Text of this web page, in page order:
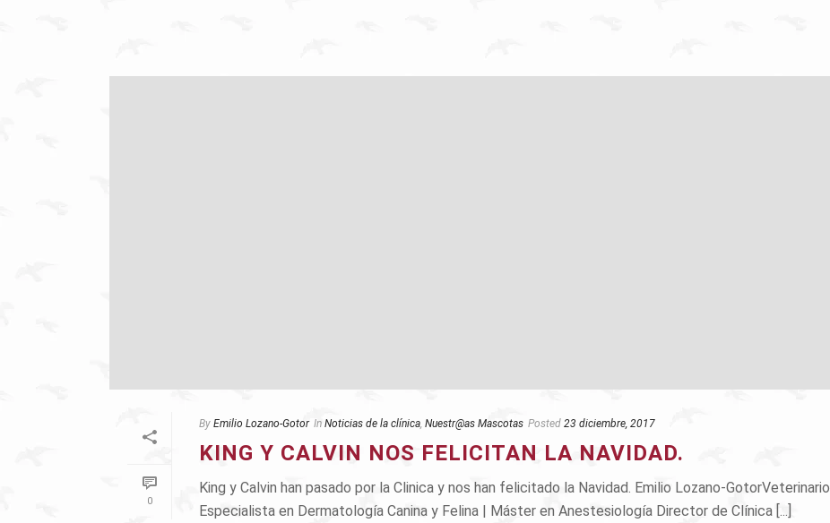
0
By Emilio Lozano-Gotor In Noticias de la clínica, Nuestr@as Mascotas Posted 23 diciembre, 2017
KING Y CALVIN NOS FELICITAN LA NAVIDAD.
King y Calvin han pasado por la Clinica y nos han felicitado la Navidad. Emilio Lozano-GotorVeterinario
Especialista en Dermatología Canina y Felina | Máster en Anestesiología Director de Clínica [...]